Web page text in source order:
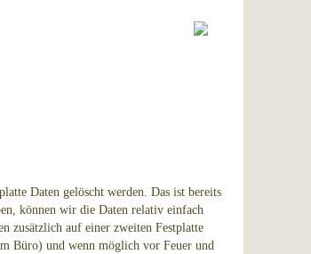
Daten gelöscht werden. Das ist bereits
können wir die Daten relativ einfach
zusätzlich auf einer zweiten Festplatte
Büro) und wenn möglich vor Feuer und